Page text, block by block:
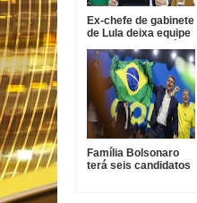
Ex-chefe de gabinete
de Lula deixa equipe
pressão
Família Bolsonaro
terá seis candidatos